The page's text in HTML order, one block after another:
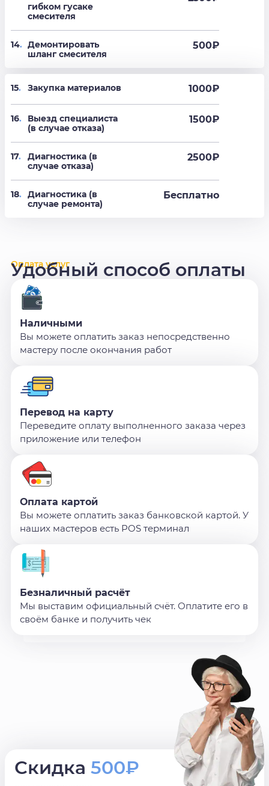
гибком гусаке
смесителя
14. Демонтировать
шланг смесителя
500₽
15. Закупка материалов 1000₽
16.
Выезд специалиста
(в случае отказа)
1500₽
17.
Диагностика (в
случае отказа)
2500₽
18.
Диагностика (в
случае ремонта)
Бесплатно
Оплата услуг
Удобный способ оплаты
Наличными
Вы можете оплатить заказ непосредственно
мастеру после окончания работ
Перевод на карту
Переведите оплату выполненного заказа через
приложение или телефон
Оплата картой
Вы можете оплатить заказ банковской картой. У
наших мастеров есть POS терминал
Безналичный расчёт
Мы выставим официальный счёт. Оплатите его в
своём банке и получить чек
Скидка 500₽